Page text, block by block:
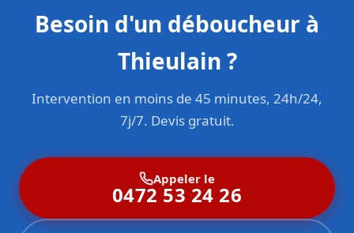
Besoin d'un déboucheur à
Thieulain ?
Intervention en moins de 45 minutes, 24h/24,
7j/7. Devis gratuit.
Appeler le
0472 53 24 26